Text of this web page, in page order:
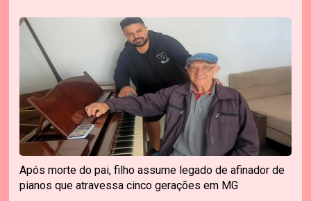
Após morte do pai, filho assume legado de afinador de
pianos que atravessa cinco gerações em MG